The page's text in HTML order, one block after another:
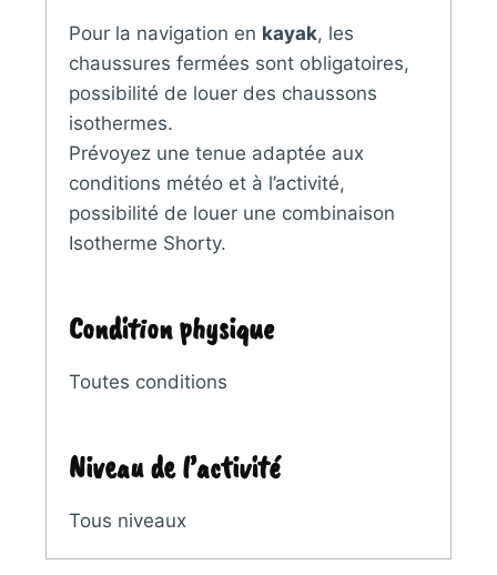
Pour la navigation en kayak, les
chaussures fermées sont obligatoires,
possibilité de louer des chaussons
isothermes.
Prévoyez une tenue adaptée aux
conditions météo et à l’activité,
possibilité de louer une combinaison
Isotherme Shorty.
Condition physique
Toutes conditions
Niveau de l’activité
Tous niveaux